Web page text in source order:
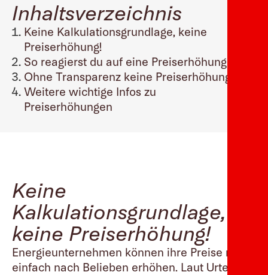
Inhaltsverzeichnis
Keine Kalkulationsgrundlage, keine
Preiserhöhung!
So reagierst du auf eine Preiserhöhung
Ohne Transparenz keine Preiserhöhung!
Weitere wichtige Infos zu
Preiserhöhungen
Keine
Kalkulationsgrundlage,
keine Preiserhöhung!
Energieunternehmen können ihre Preise nicht
einfach nach Belieben erhöhen. Laut Urteil des